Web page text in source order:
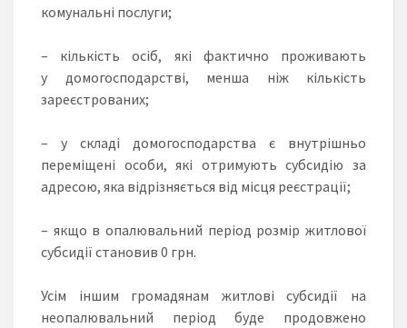
комунальні послуги;
– кількість осіб, які фактично проживають
у домогосподарстві, менша ніж кількість
зареєстрованих;
– у складі домогосподарства є внутрішньо
переміщені особи, які отримують субсидію за
адресою, яка відрізняється від місця реєстрації;
– якщо в опалювальний період розмір житлової
субсидії становив 0 грн.
Усім іншим громадянам житлові субсидії на
неопалювальний період буде продовжено